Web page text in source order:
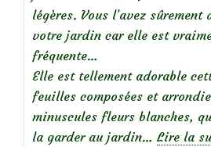
légères. Vous l’avez sûrement
votre jardin car elle est
fréquente…
Elle est tellement adorable
feuilles composées et
minuscules fleurs blanches,
la garder au jardin… Lire la